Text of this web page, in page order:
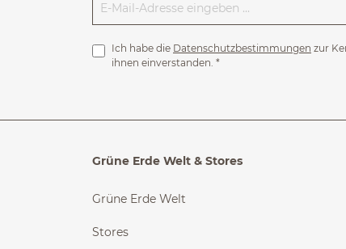
Ich habe die Datenschutzbestimmungen zur
ihnen einverstanden. *
Grüne Erde Welt & Stores
Grüne Erde Welt
Stores